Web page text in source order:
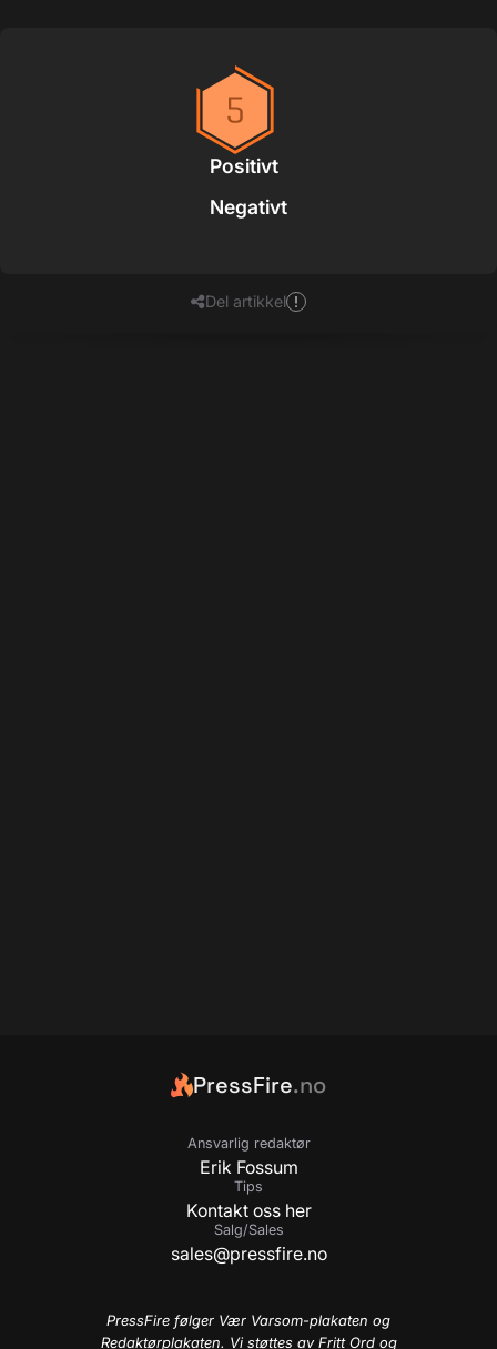
Positivt
Negativt
Del artikkel
PressFire.no
Ansvarlig redaktør
Erik Fossum
Tips
Kontakt oss her
Salg/Sales
sales@pressfire.no
PressFire følger Vær Varsom-plakaten og
Redaktørplakaten. Vi støttes av Fritt Ord og